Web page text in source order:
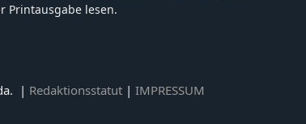
Printausgabe lesen.
| Redaktionsstatut | IMPRESSUM